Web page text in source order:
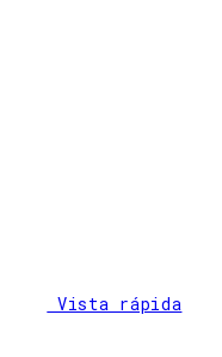
Vista rápida